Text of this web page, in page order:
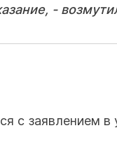
-
с заявлением в